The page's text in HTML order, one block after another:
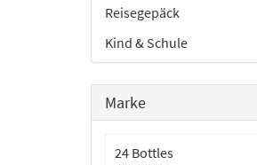
Reisegepäck
Kind & Schule
Marke
24 Bottles